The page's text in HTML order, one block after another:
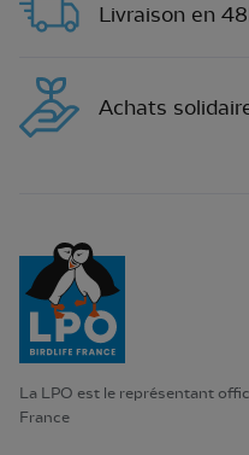
Livraison en
Achats
La LPO est le représentant
France